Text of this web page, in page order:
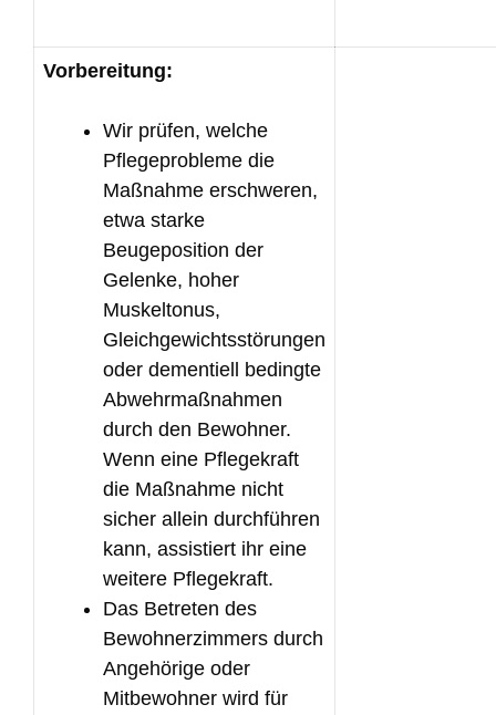
Vorbereitung:
Wir prüfen, welche
Pflegeprobleme die
Maßnahme erschweren,
etwa starke
Beugeposition der
Gelenke, hoher
Muskeltonus,
Gleichgewichtsstörungen
oder dementiell bedingte
Abwehrmaßnahmen
durch den Bewohner.
Wenn eine Pflegekraft
die Maßnahme nicht
sicher allein durchführen
kann, assistiert ihr eine
weitere Pflegekraft.
Das Betreten des
Bewohnerzimmers durch
Angehörige oder
Mitbewohner wird für